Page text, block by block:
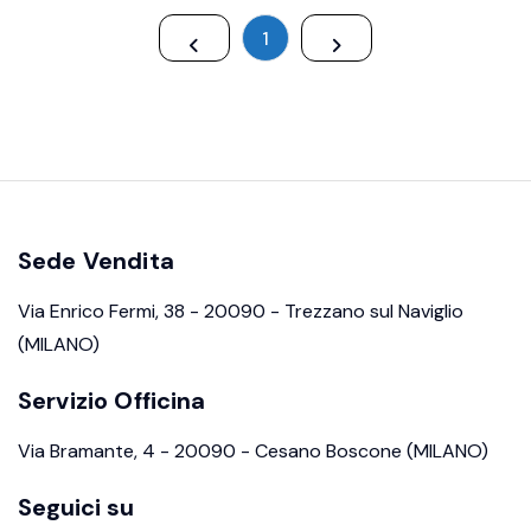
1
Sede Vendita
Via Enrico Fermi, 38 - 20090 - Trezzano sul Naviglio
(MILANO)
Servizio Officina
Via Bramante, 4 - 20090 - Cesano Boscone (MILANO)
Seguici su